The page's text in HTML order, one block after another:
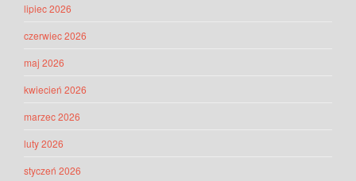
lipiec 2026
czerwiec 2026
maj 2026
kwiecień 2026
marzec 2026
luty 2026
styczeń 2026